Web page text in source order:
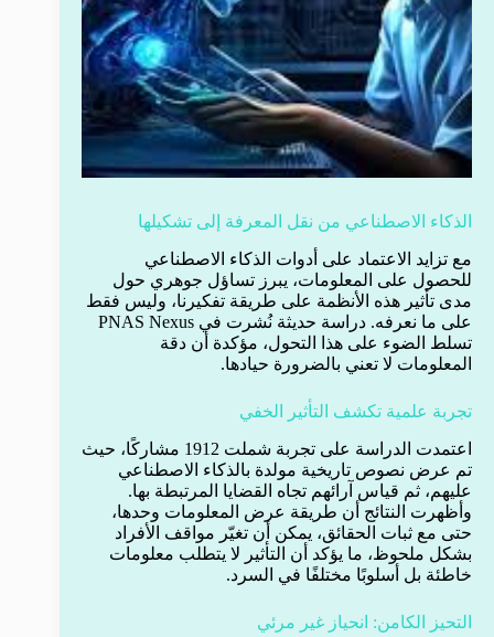
الذكاء الاصطناعي من نقل المعرفة إلى تشكيلها
مع تزايد الاعتماد على أدوات الذكاء الاصطناعي
للحصول على المعلومات، يبرز تساؤل جوهري حول
مدى تأثير هذه الأنظمة على طريقة تفكيرنا، وليس فقط
على ما نعرفه. دراسة حديثة نُشرت في PNAS Nexus
تسلط الضوء على هذا التحول، مؤكدة أن دقة
المعلومات لا تعني بالضرورة حيادها.
تجربة علمية تكشف التأثير الخفي
اعتمدت الدراسة على تجربة شملت 1912 مشاركًا، حيث
تم عرض نصوص تاريخية مولدة بالذكاء الاصطناعي
عليهم، ثم قياس آرائهم تجاه القضايا المرتبطة بها.
وأظهرت النتائج أن طريقة عرض المعلومات وحدها،
حتى مع ثبات الحقائق، يمكن أن تغيّر مواقف الأفراد
بشكل ملحوظ، ما يؤكد أن التأثير لا يتطلب معلومات
خاطئة بل أسلوبًا مختلفًا في السرد.
التحيز الكامن: انحياز غير مرئي